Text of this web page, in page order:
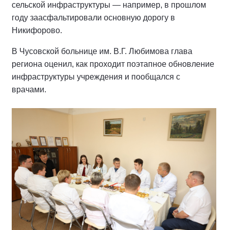
сельской инфраструктуры — например, в прошлом
году заасфальтировали основную дорогу в
Никифорово.
В Чусовской больнице им. В.Г. Любимова глава
региона оценил, как проходит поэтапное обновление
инфраструктуры учреждения и пообщался с
врачами.